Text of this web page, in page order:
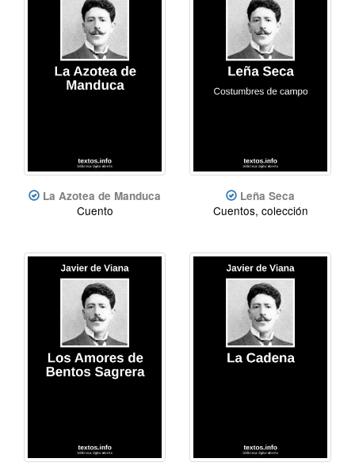
La Azotea de Manduca
Cuento
Leña Seca
Cuentos, colección